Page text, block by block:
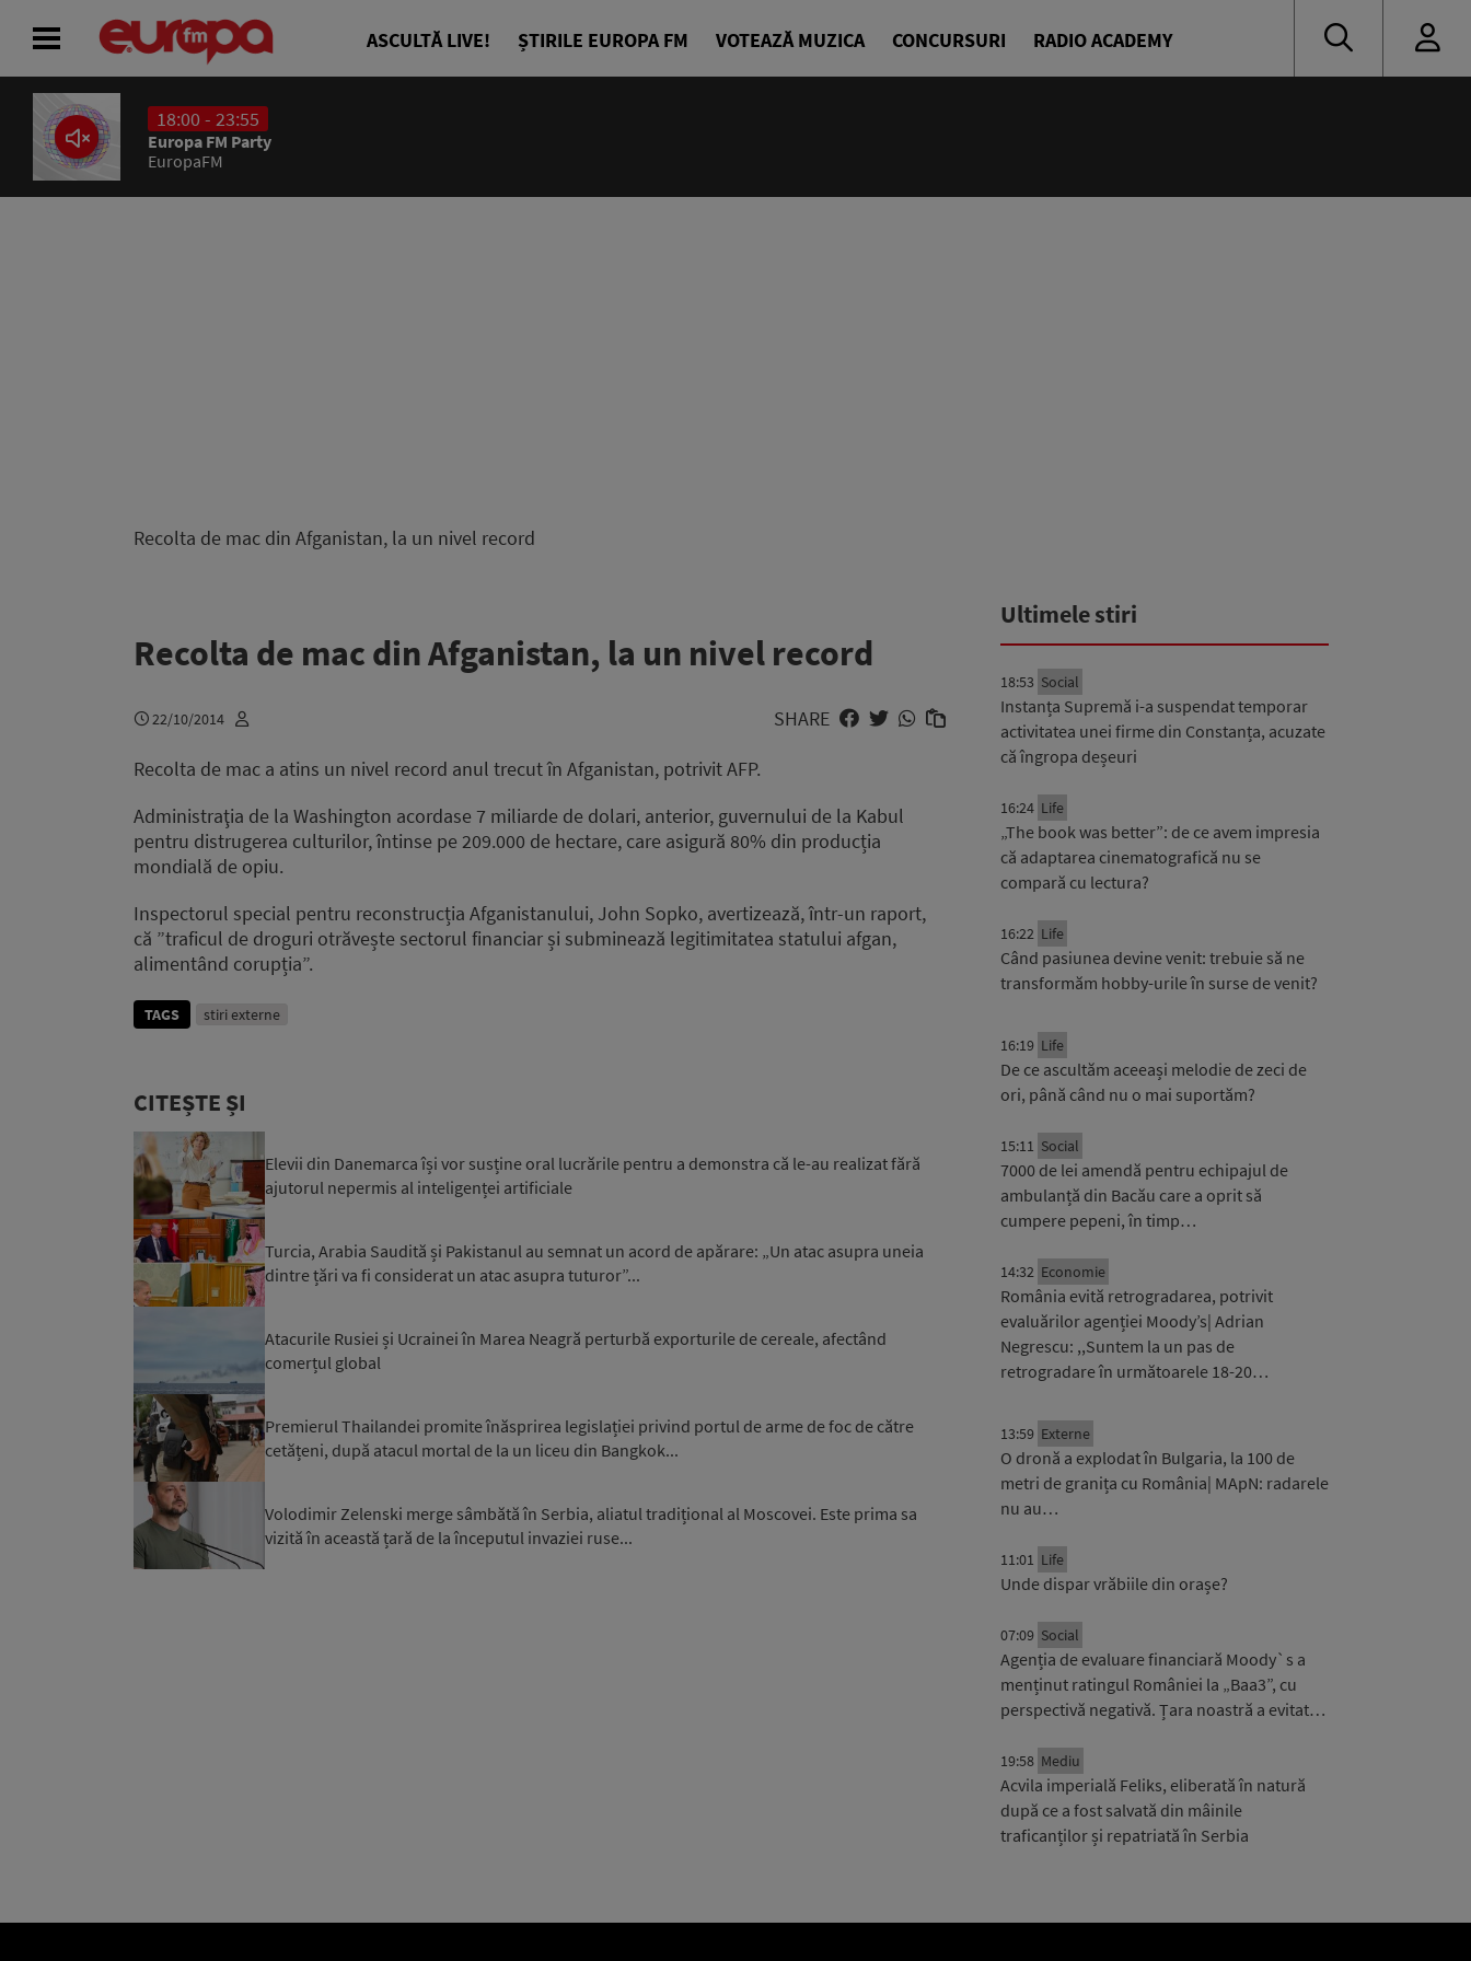
ASCULTĂ LIVE! ȘTIRILE EUROPA FM VOTEAZĂ MUZICA CONCURSURI RADIO ACADEMY
18:00 - 23:55
Europa FM Party
EuropaFM
Recolta de mac din Afganistan, la un nivel record
Recolta de mac din Afganistan, la un nivel record
22/10/2014
SHARE
Recolta de mac a atins un nivel record anul trecut în Afganistan, potrivit AFP.
Administraţia de la Washington acordase 7 miliarde de dolari, anterior, guvernului de la Kabul
pentru distrugerea culturilor, întinse pe 209.000 de hectare, care asigură 80% din producția
mondială de opiu.
Inspectorul special pentru reconstrucția Afganistanului, John Sopko, avertizează, într-un raport,
că ”traficul de droguri otrăvește sectorul financiar și subminează legitimitatea statului afgan,
alimentând corupția”.
TAGS stiri externe
CITEȘTE ȘI
Elevii din Danemarca își vor susține oral lucrările pentru a demonstra că le-au realizat fără
ajutorul nepermis al inteligenței artificiale
Turcia, Arabia Saudită și Pakistanul au semnat un acord de apărare: „Un atac asupra uneia
dintre țări va fi considerat un atac asupra tuturor”...
Atacurile Rusiei și Ucrainei în Marea Neagră perturbă exporturile de cereale, afectând
comerțul global
Premierul Thailandei promite înăsprirea legislației privind portul de arme de foc de către
cetățeni, după atacul mortal de la un liceu din Bangkok...
Volodimir Zelenski merge sâmbătă în Serbia, aliatul tradițional al Moscovei. Este prima sa
vizită în această țară de la începutul invaziei ruse...
Ultimele stiri
18:53 Social
Instanța Supremă i-a suspendat temporar
activitatea unei firme din Constanța, acuzate
că îngropa deșeuri
16:24 Life
„The book was better”: de ce avem impresia
că adaptarea cinematografică nu se
compară cu lectura?
16:22 Life
Când pasiunea devine venit: trebuie să ne
transformăm hobby-urile în surse de venit?
16:19 Life
De ce ascultăm aceeași melodie de zeci de
ori, până când nu o mai suportăm?
15:11 Social
7000 de lei amendă pentru echipajul de
ambulanță din Bacău care a oprit să
cumpere pepeni, în timp…
14:32 Economie
România evită retrogradarea, potrivit
evaluărilor agenției Moody’s| Adrian
Negrescu: ,,Suntem la un pas de
retrogradare în următoarele 18-20…
13:59 Externe
O dronă a explodat în Bulgaria, la 100 de
metri de granița cu România| MApN: radarele
nu au…
11:01 Life
Unde dispar vrăbiile din orașe?
07:09 Social
Agenția de evaluare financiară Moody`s a
menținut ratingul României la „Baa3”, cu
perspectivă negativă. Țara noastră a evitat…
19:58 Mediu
Acvila imperială Feliks, eliberată în natură
după ce a fost salvată din mâinile
traficanților și repatriată în Serbia
ACASĂ
ȘTIRI